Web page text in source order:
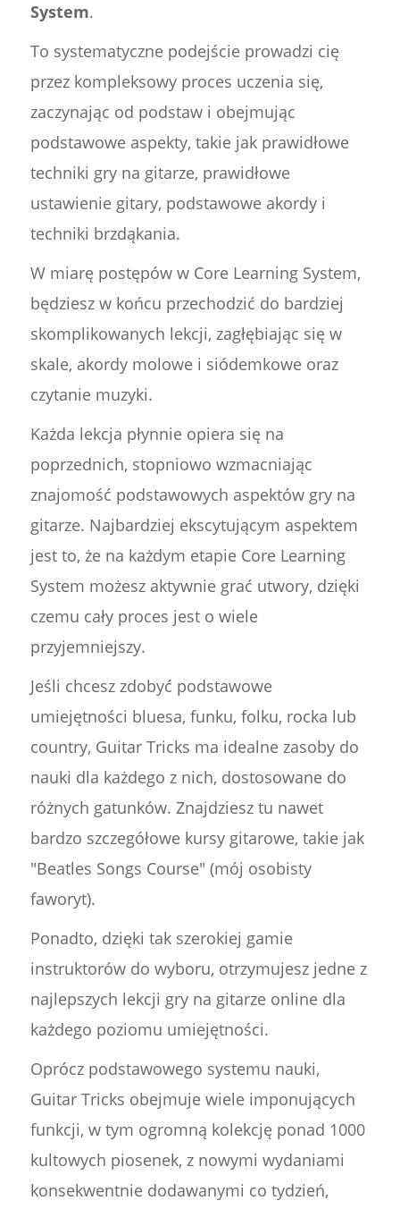
System.
To systematyczne podejście prowadzi cię
przez kompleksowy proces uczenia się,
zaczynając od podstaw i obejmując
podstawowe aspekty, takie jak prawidłowe
techniki gry na gitarze, prawidłowe
ustawienie gitary, podstawowe akordy i
techniki brzdąkania.
W miarę postępów w Core Learning System,
będziesz w końcu przechodzić do bardziej
skomplikowanych lekcji, zagłębiając się w
skale, akordy molowe i siódemkowe oraz
czytanie muzyki.
Każda lekcja płynnie opiera się na
poprzednich, stopniowo wzmacniając
znajomość podstawowych aspektów gry na
gitarze. Najbardziej ekscytującym aspektem
jest to, że na każdym etapie Core Learning
System możesz aktywnie grać utwory, dzięki
czemu cały proces jest o wiele
przyjemniejszy.
Jeśli chcesz zdobyć podstawowe
umiejętności bluesa, funku, folku, rocka lub
country, Guitar Tricks ma idealne zasoby do
nauki dla każdego z nich, dostosowane do
różnych gatunków. Znajdziesz tu nawet
bardzo szczegółowe kursy gitarowe, takie jak
"Beatles Songs Course" (mój osobisty
faworyt).
Ponadto, dzięki tak szerokiej gamie
instruktorów do wyboru, otrzymujesz jedne z
najlepszych lekcji gry na gitarze online dla
każdego poziomu umiejętności.
Oprócz podstawowego systemu nauki,
Guitar Tricks obejmuje wiele imponujących
funkcji, w tym ogromną kolekcję ponad 1000
kultowych piosenek, z nowymi wydaniami
konsekwentnie dodawanymi co tydzień,